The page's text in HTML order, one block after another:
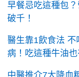
早餐忌吃這種包
破千！
醫生靠1飲食法
病！吃這種牛油也